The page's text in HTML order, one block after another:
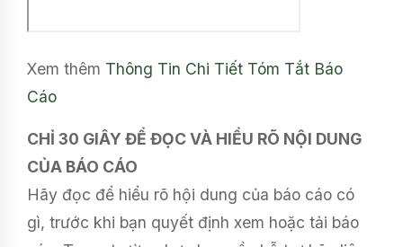
Xem thêm Thông Tin Chi Tiết Tóm Tắt Báo
Cáo
CHỈ 30 GIÂY ĐỂ ĐỌC VÀ HIỂU RÕ NỘI DUNG
CỦA BÁO CÁO
Hãy đọc để hiểu rõ hội dung của báo cáo có
gì, trước khi bạn quyết định xem hoặc tải báo